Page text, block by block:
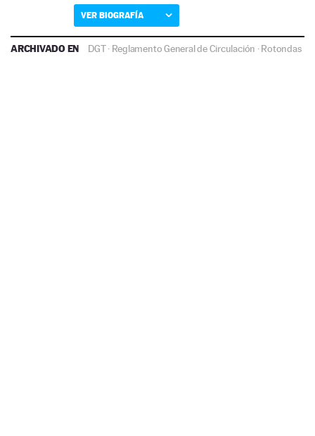
VER BIOGRAFÍA
ARCHIVADO EN DGT· Reglamento General de Circulación ·Rotondas